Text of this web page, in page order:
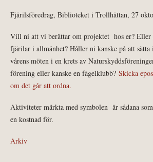
Fjärilsföredrag, Biblioteket i Trollhättan, 27
Vill ni att vi berättar om projektet hos er? Eller
fjärilar i allmänhet? Håller ni kanske på att
vårens möten i en krets av
förening eller kanske en fågelklubb? Skicka
om det går att ordna.
Aktiviteter märkta med symbolen är sådana
en kostnad för.
Arkiv